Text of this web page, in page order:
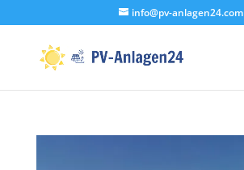
info@pv-anlagen24.com